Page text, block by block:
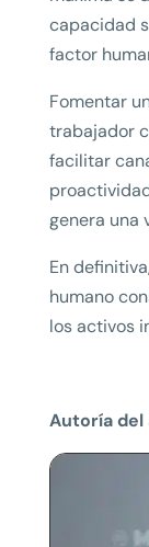
capacidad
factor
Fomentar
trabajador
facilitar
genera una
En
humano
los activos
Autoría